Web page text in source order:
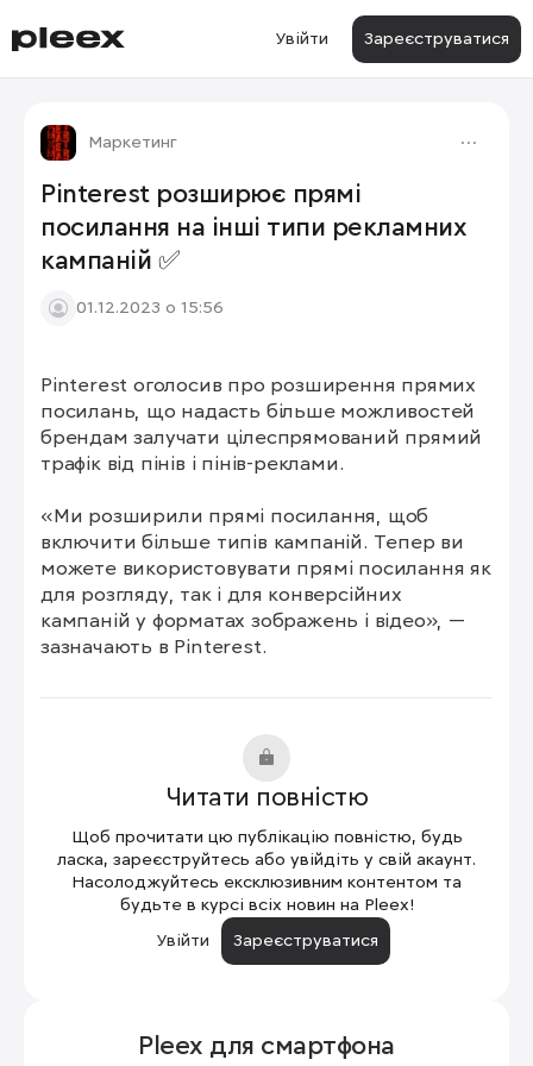
Увійти Зареєструватися
Маркетинг
Pinterest розширює прямі
посилання на інші типи рекламних
кампаній ✅
01.12.2023 о 15:56
Pinterest оголосив про розширення прямих
посилань, що надасть більше можливостей
брендам залучати цілеспрямований прямий
трафік від пінів і пінів-реклами.
«Ми розширили прямі посилання, щоб
включити більше типів кампаній. Тепер ви
можете використовувати прямі посилання як
для розгляду, так і для конверсійних
кампаній у форматах зображень і відео», —
зазначають в Pinterest.
Читати повністю
Щоб прочитати цю публікацію повністю, будь
ласка, зареєструйтесь або увійдіть у свій акаунт.
Насолоджуйтесь ексклюзивним контентом та
будьте в курсі всіх новин на Pleex!
Увійти
Зареєструватися
Pleex для смартфона